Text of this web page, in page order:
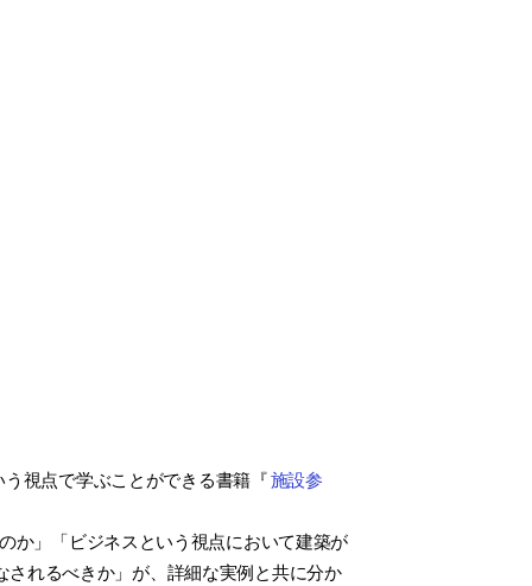
視点で学ぶことができる書籍『施設参
か」「ビジネスという視点において建築が
れるべきか」が、詳細な実例と共に分か